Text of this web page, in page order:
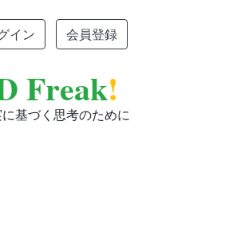
イン 会員登録
Freak!
基づく思考のために